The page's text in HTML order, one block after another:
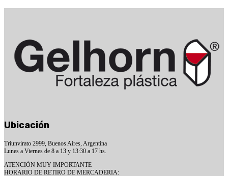
Ubicación
Triunvirato 2999, Buenos Aires, Argentina
Lunes a Viernes de 8 a 13 y 13:30 a 17 hs.
ATENCIÓN MUY IMPORTANTE
HORARIO DE RETIRO DE MERCADERIA: